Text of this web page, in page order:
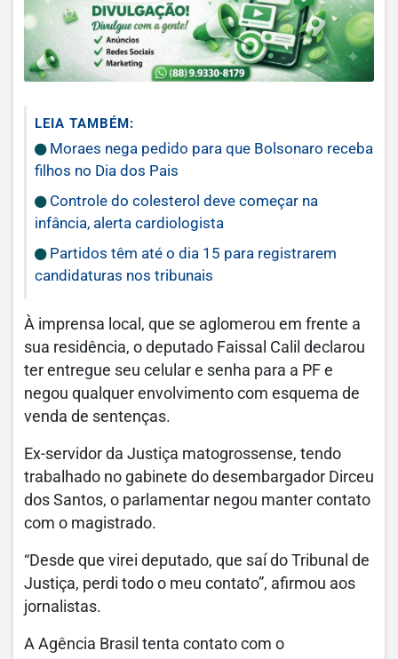
LEIA TAMBÉM:
Moraes nega pedido para que Bolsonaro receba
filhos no Dia dos Pais
Controle do colesterol deve começar na
infância, alerta cardiologista
Partidos têm até o dia 15 para registrarem
candidaturas nos tribunais
À imprensa local, que se aglomerou em frente a
sua residência, o deputado Faissal Calil declarou
ter entregue seu celular e senha para a PF e
negou qualquer envolvimento com esquema de
venda de sentenças.
Ex-servidor da Justiça matogrossense, tendo
trabalhado no gabinete do desembargador Dirceu
dos Santos, o parlamentar negou manter contato
com o magistrado.
“Desde que virei deputado, que saí do Tribunal de
Justiça, perdi todo o meu contato”, afirmou aos
jornalistas.
A Agência Brasil tenta contato com o